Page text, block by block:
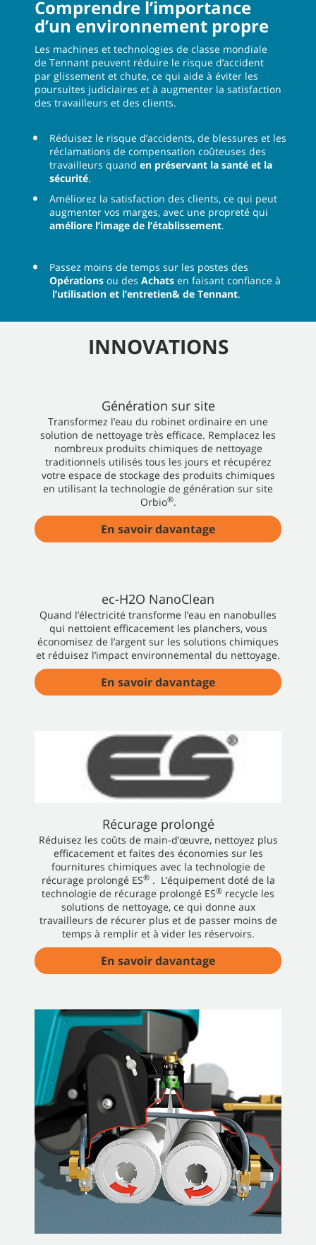
Comprendre l’importance
d’un environnement propre
Les machines et technologies de classe mondiale
de Tennant peuvent réduire le risque d’accident
par glissement et chute, ce qui aide à éviter les
poursuites judiciaires et à augmenter la satisfaction
des travailleurs et des clients.
Réduisez le risque d’accidents, de blessures et les
réclamations de compensation coûteuses des
travailleurs quand en préservant la santé et la
sécurité.
Améliorez la satisfaction des clients, ce qui peut
augmenter vos marges, avec une propreté qui
améliore l’image de l’établissement.
Passez moins de temps sur les postes des
Opérations ou des Achats en faisant confiance à
l’utilisation et l’entretien& de Tennant.
INNOVATIONS
Génération sur site
Transformez l’eau du robinet ordinaire en une
solution de nettoyage très efficace. Remplacez les
nombreux produits chimiques de nettoyage
traditionnels utilisés tous les jours et récupérez
votre espace de stockage des produits chimiques
en utilisant la technologie de génération sur site
Orbio®.
En savoir davantage
ec-H2O NanoClean
Quand l’électricité transforme l’eau en nanobulles
qui nettoient efficacement les planchers, vous
économisez de l’argent sur les solutions chimiques
et réduisez l’impact environnemental du nettoyage.
En savoir davantage
Récurage prolongé
Réduisez les coûts de main-d’œuvre, nettoyez plus
efficacement et faites des économies sur les
fournitures chimiques avec la technologie de
récurage prolongé ES®. L’équipement doté de la
technologie de récurage prolongé ES® recycle les
solutions de nettoyage, ce qui donne aux
travailleurs de récurer plus et de passer moins de
temps à remplir et à vider les réservoirs.
En savoir davantage